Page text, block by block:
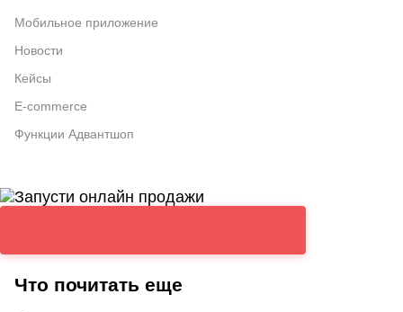
Мобильное приложение
Новости
Кейсы
E-commerce
Функции Адвантшоп
Что почитать еще